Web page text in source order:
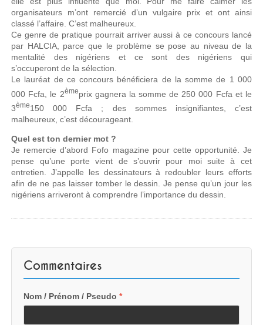
organisateurs m’ont remercié d’un vulgaire prix et ont ainsi
classé l’affaire. C’est malheureux.
Ce genre de pratique pourrait arriver aussi à ce concours lancé
par HALCIA, parce que le problème se pose au niveau de la
mentalité des nigériens et ce sont des nigériens qui
s’occuperont de la sélection.
Le lauréat de ce concours bénéficiera de la somme de 1 000
000 Fcfa, le 2èmeprix gagnera la somme de 250 000 Fcfa et le
3ème150 000 Fcfa ; des sommes insignifiantes, c’est
malheureux, c’est décourageant.
Quel est ton dernier mot ?
Je remercie d’abord Fofo magazine pour cette opportunité. Je
pense qu’une porte vient de s’ouvrir pour moi suite à cet
entretien. J’appelle les dessinateurs à redoubler leurs efforts
afin de ne pas laisser tomber le dessin. Je pense qu’un jour les
nigériens arriveront à comprendre l’importance du dessin.
Commentaires
Nom / Prénom / Pseudo*